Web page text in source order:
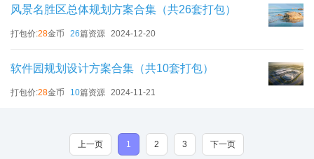
风景名胜区总体规划方案合集（共26套打包）
打包价:28金币 26篇资源 2024-12-20
软件园规划设计方案合集（共10套打包）
打包价:28金币 10篇资源 2024-11-21
上一页 1 2 3 下一页